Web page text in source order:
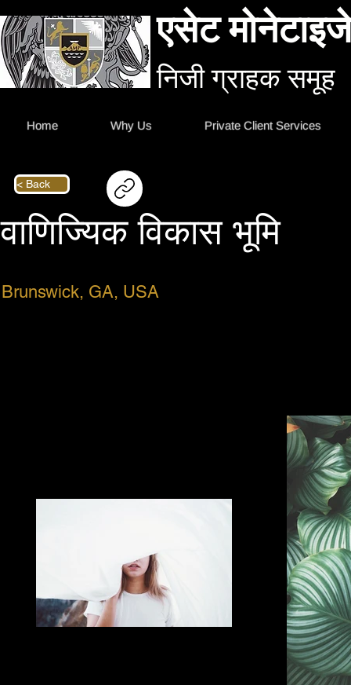
एसेट
निजी ग्राहक समूह
Home Why Us Private Client Services
< Back
वाणिज्यिक विकास भूमि
Brunswick, GA, USA